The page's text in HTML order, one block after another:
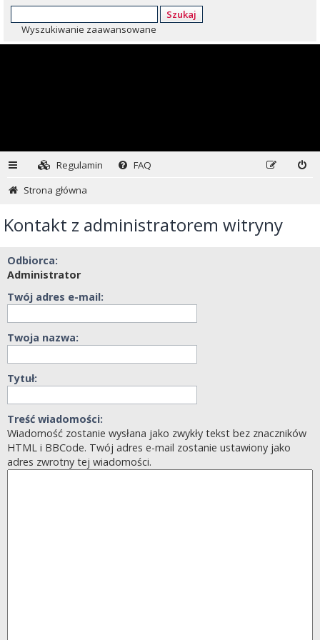
Szukaj
Wyszukiwanie zaawansowane
Regulamin
FAQ
Strona główna
Kontakt z administratorem witryny
Odbiorca:
Administrator
Twój adres e-mail:
Twoja nazwa:
Tytuł:
Treść wiadomości:
Wiadomość zostanie wysłana jako zwykły tekst bez znaczników
HTML i BBCode. Twój adres e-mail zostanie ustawiony jako
adres zwrotny tej wiadomości.